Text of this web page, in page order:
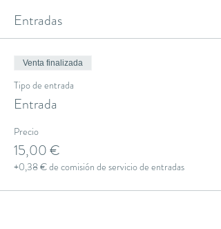
Entradas
Venta finalizada
Tipo de entrada
Entrada
Precio
15,00 €
+0,38 € de comisión de servicio de entradas